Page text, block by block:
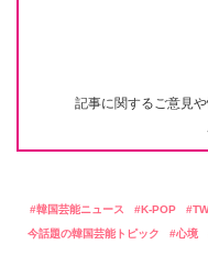
記事に関するご意見
韓国芸能ニュース K-POP
今話題の韓国芸能トピック
心境